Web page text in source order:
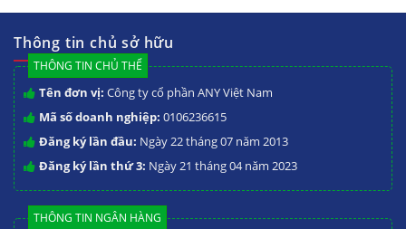
Thông tin chủ sở hữu
THÔNG TIN CHỦ THỂ
Tên đơn vị: Công ty cổ phần ANY Việt Nam
Mã số doanh nghiệp: 0106236615
Đăng ký lần đầu: Ngày 22 tháng 07 năm 2013
Đăng ký lần thứ 3: Ngày 21 tháng 04 năm 2023
THÔNG TIN NGÂN HÀNG